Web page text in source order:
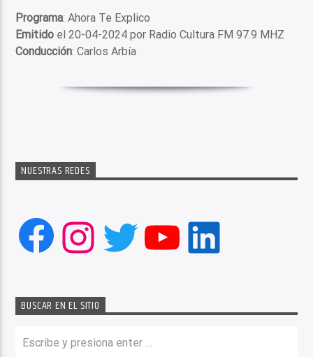
Programa: Ahora Te Explico
Emitido el 20-04-2024 por Radio Cultura FM 97.9 MHZ
Conducción: Carlos Arbía
NUESTRAS REDES
Facebook
Instagram
Twitter
YouTube
LinkedIn
BUSCAR EN EL SITIO